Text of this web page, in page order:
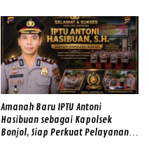
Amanah Baru IPTU Antoni
Hasibuan sebagai Kapolsek
Bonjol, Siap Perkuat Pelayanan